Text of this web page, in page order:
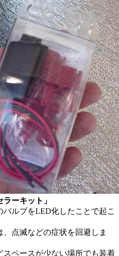
ーキット」
ルブをLED化したことで起こ
点滅などの症状を回避しま
ペースが少ない場所でも装着